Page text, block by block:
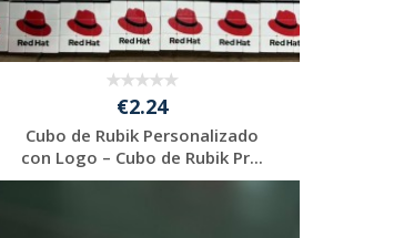
€2.24
Cubo de Rubik Personalizado
con Logo – Cubo de Rubik Pr...